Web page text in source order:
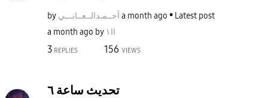
by أحــمـدالــعــانـــي a month ago
Latest post
a month ago by اا١
3 REPLIES 156 VIEWS
تحديث ساعة ٦